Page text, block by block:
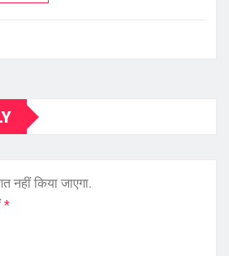
नहीं किया जाएगा.
*